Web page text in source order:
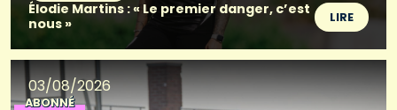
Élodie Martins : « Le premier danger, c’est
nous »
LIRE
03/08/2026
ABONNÉ